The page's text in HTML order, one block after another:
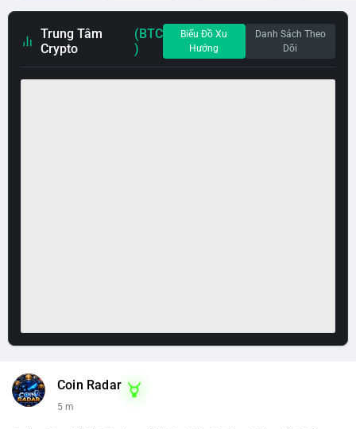
Trung Tâm
Crypto
(BTC
)
Biểu Đồ Xu
Hướng
Danh Sách Theo
Dõi
Coin Radar
5 m